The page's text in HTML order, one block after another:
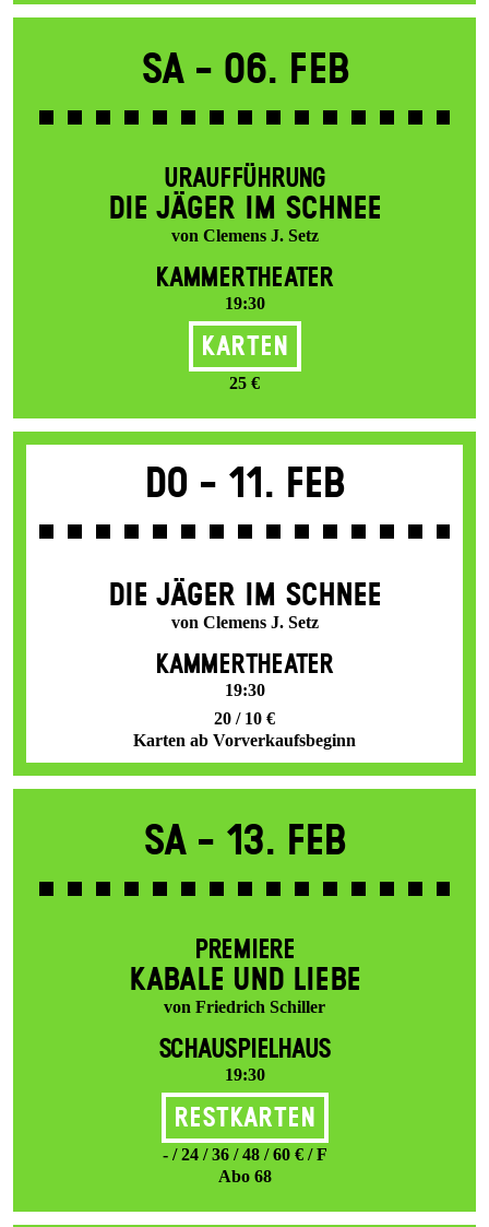
Sa - 06. Feb
URAUFFÜHRUNG
DIE JÄGER IM SCHNEE
von Clemens J. Setz
KAMMERTHEATER
19:30
Karten
25 €
Do - 11. Feb
DIE JÄGER IM SCHNEE
von Clemens J. Setz
KAMMERTHEATER
19:30
20 / 10 €
Karten ab Vorverkaufsbeginn
Sa - 13. Feb
PREMIERE
KABALE UND LIEBE
von Friedrich Schiller
SCHAUSPIELHAUS
19:30
Restkarten
- / 24 / 36 / 48 / 60 € / F
Abo 68